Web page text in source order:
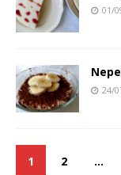
01/
24/
1 2 …